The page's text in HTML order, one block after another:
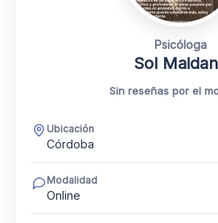
Psicóloga
Sol
Sin reseñas por el
Ubicación
Córdoba
Modalidad
Online